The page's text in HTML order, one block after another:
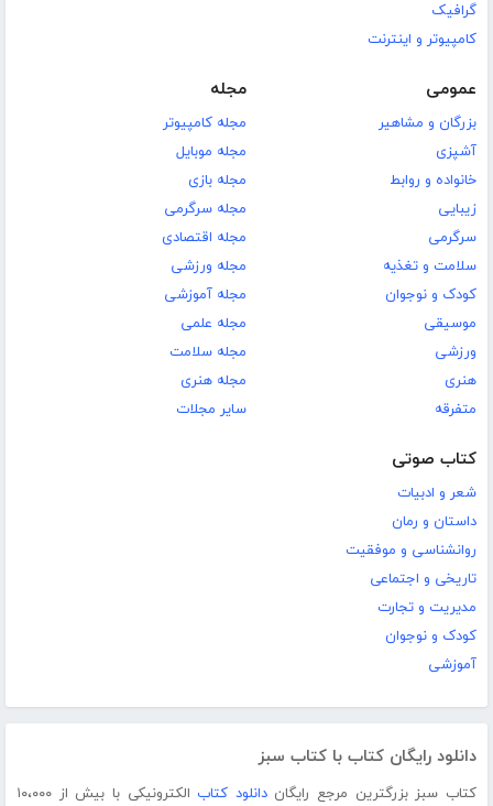
گرافیک
کامپیوتر و اینترنت
عمومی
بزرگان و مشاهیر
آشپزی
خانواده و روابط
زیبایی
سرگرمی
سلامت و تغذیه
کودک و نوجوان
موسیقی
ورزشی
هنری
متفرقه
مجله
مجله کامپیوتر
مجله موبایل
مجله بازی
مجله سرگرمی
مجله اقتصادی
مجله ورزشی
مجله آموزشی
مجله علمی
مجله سلامت
مجله هنری
سایر مجلات
کتاب صوتی
شعر و ادبیات
داستان و رمان
روانشناسی و موفقیت
تاریخی و اجتماعی
مدیریت و تجارت
کودک و نوجوان
آموزشی
دانلود رایگان کتاب با کتاب سبز
کتاب سبز بزرگترین مرجع رایگاندانلود کتاب
الکترونیکی با بیش از ۱۰،۰۰۰